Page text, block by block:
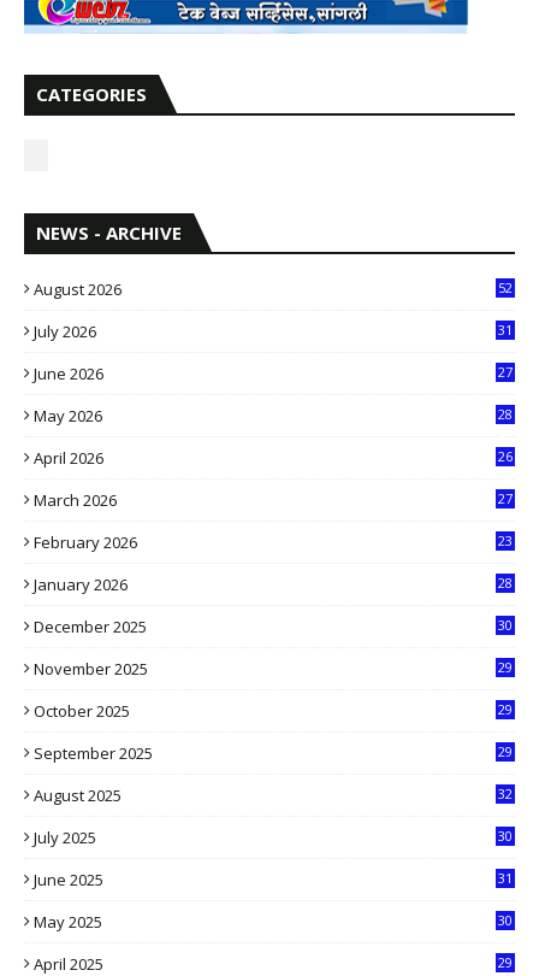
CATEGORIES
NEWS - ARCHIVE
August 2026 52
July 2026
31
June 2026
27
May 2026
28
April 2026
26
March 2026
27
February 2026
23
January 2026
28
December 2025
30
November 2025
29
October 2025
29
September 2025
29
August 2025
32
July 2025
30
June 2025
31
May 2025
30
April 2025
29